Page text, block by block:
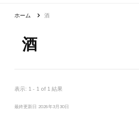
ホーム 酒
酒
表示: 1 - 1 of 1 結果
最終更新日 2026年3月30日